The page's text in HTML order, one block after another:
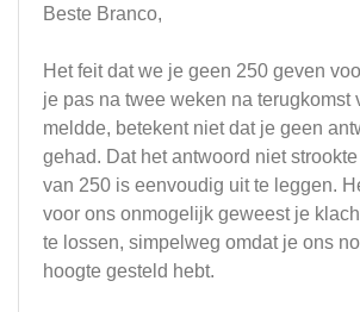
Beste Branco,
Het feit dat we je geen 250 geven
je pas na twee weken na terugkomst
meldde, betekent niet dat je geen
gehad. Dat het antwoord niet
van 250 is eenvoudig uit te leggen.
voor ons onmogelijk geweest je
te lossen, simpelweg omdat je ons
hoogte gesteld hebt.